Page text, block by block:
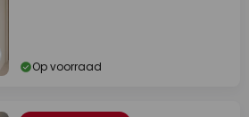
Op voorraad